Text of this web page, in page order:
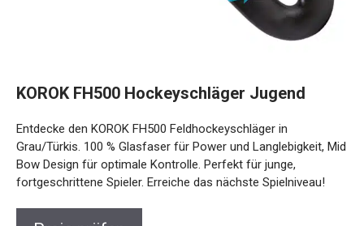
Grau/Türkis. 100 % Glasfaser für Power und Langlebigkeit,
Mid Bow Design für optimale Kontrolle. Perfekt für junge,
fortgeschrittene Spieler. Erreiche das nächste Spielniveau!